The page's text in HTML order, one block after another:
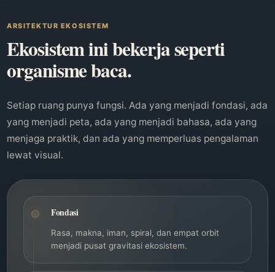
ARSITEKTUR EKOSISTEM
Ekosistem ini bekerja seperti
organisme baca.
Setiap ruang punya fungsi. Ada yang menjadi fondasi, ada
yang menjadi peta, ada yang menjadi bahasa, ada yang
menjaga praktik, dan ada yang memperluas pengalaman
lewat visual.
Fondasi
Rasa, makna, iman, spiral, dan empat orbit
menjadi pusat gravitasi ekosistem.